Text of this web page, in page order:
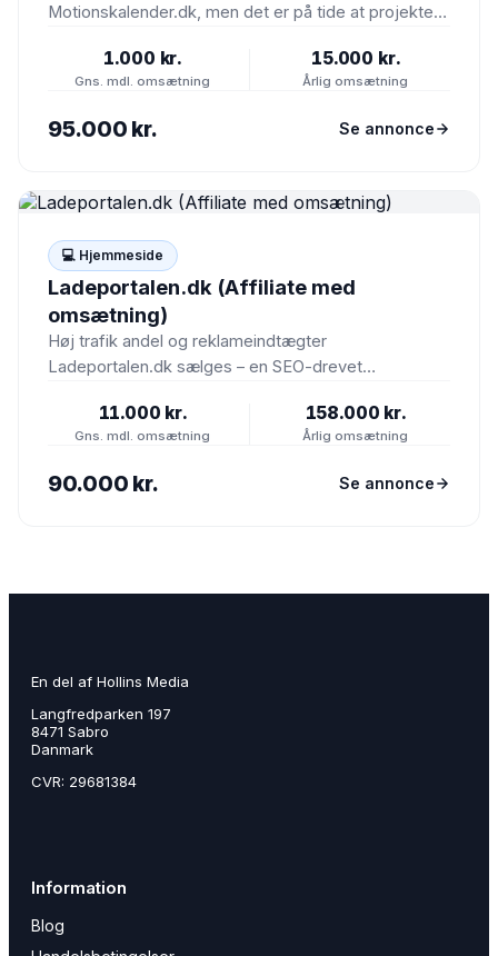
Motionskalender.dk, men det er på tide at projektet
1.000 kr.
Gns. mdl. omsætning
15.000 kr.
Årlig omsætning
95.000 kr. Se annonce
💻 Hjemmeside
Ladeportalen.dk (Affiliate med
omsætning)
Høj trafik andel og reklameindtægter
Ladeportalen.dk sælges – en SEO-drevet
11.000 kr.
Gns. mdl. omsætning
158.000 kr.
Årlig omsætning
90.000 kr. Se annonce
En del af Hollins Media
Langfredparken 197
8471 Sabro
Danmark
CVR: 29681384
Information
Blog